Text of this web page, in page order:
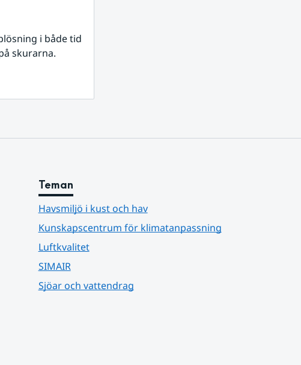
i både tid
skurarna.
Teman
Havsmiljö i kust och hav
Kunskapscentrum för klimatanpassning
Luftkvalitet
SIMAIR
Sjöar och vattendrag